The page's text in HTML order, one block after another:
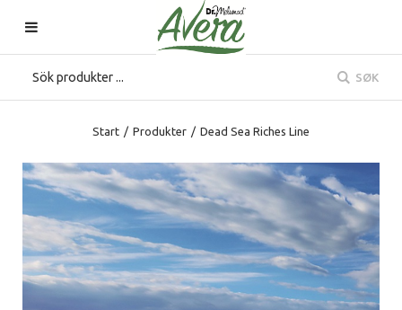
SØK
Start / Produkter / Dead Sea Riches Line